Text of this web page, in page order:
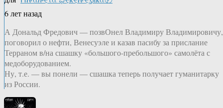
6 лет назад
А Дональд Фредович — позвОнел Владимиру Владимировичу,
поговорил о нефти, Венесуэле и казав пасибу за прислание
Терраном в/на сшашку «большого-пребольшого» самолёта с
медоборудованием.
Ну, т.е. — вы понели — сшашка теперь получает гуманитарку
из России.